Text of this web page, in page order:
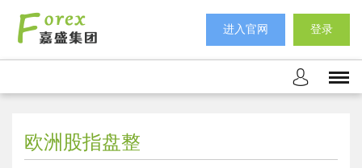
进入官网 登录
欧洲股指盘整